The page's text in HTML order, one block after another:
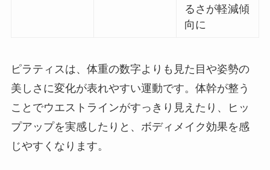
るさが軽減傾
向に
ピラティスは、体重の数字よりも見た目や姿勢の
美しさに変化が表れやすい運動です。体幹が整う
ことでウエストラインがすっきり見えたり、ヒッ
プアップを実感したりと、ボディメイク効果を感
じやすくなります。